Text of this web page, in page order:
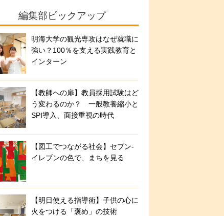
編集部ピックアップ
明海大学の観光専攻はなぜ就職に
強い？100％を支える実践教育と
インターン
【教師への扉】教員採用試験はど
う変わるのか？ 一般教養縮小と
SPI導入、面接重視の時代
【図工でつながる社会】セブン‐
イレブンの色で、まちを見る
【明日使える指導術】子供の心に
火をつける「褒め」の技術